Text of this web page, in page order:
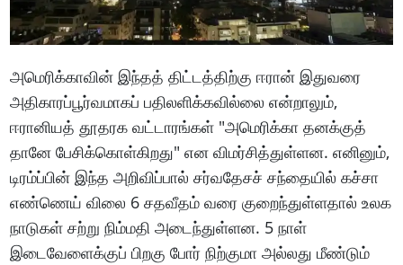
அமெரிக்காவின் இந்தத் திட்டத்திற்கு ஈரான் இதுவரை
அதிகாரப்பூர்வமாகப் பதிலளிக்கவில்லை என்றாலும்,
ஈரானியத் தூதரக வட்டாரங்கள் "அமெரிக்கா தனக்குத்
தானே பேசிக்கொள்கிறது" என விமர்சித்துள்ளன. எனினும்,
டிரம்ப்பின் இந்த அறிவிப்பால் சர்வதேசச் சந்தையில் கச்சா
எண்ணெய் விலை 6 சதவீதம் வரை குறைந்துள்ளதால் உலக
நாடுகள் சற்று நிம்மதி அடைந்துள்ளன. 5 நாள்
இடைவேளைக்குப் பிறகு போர் நிற்குமா அல்லது மீண்டும்